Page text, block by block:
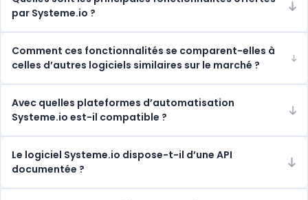
par Systeme.io ?
Comment ces fonctionnalités se comparent-elles à
celles d’autres logiciels similaires sur le marché ?
Avec quelles plateformes d’automatisation
Systeme.io est-il compatible ?
Le logiciel Systeme.io dispose-t-il d’une API
documentée ?